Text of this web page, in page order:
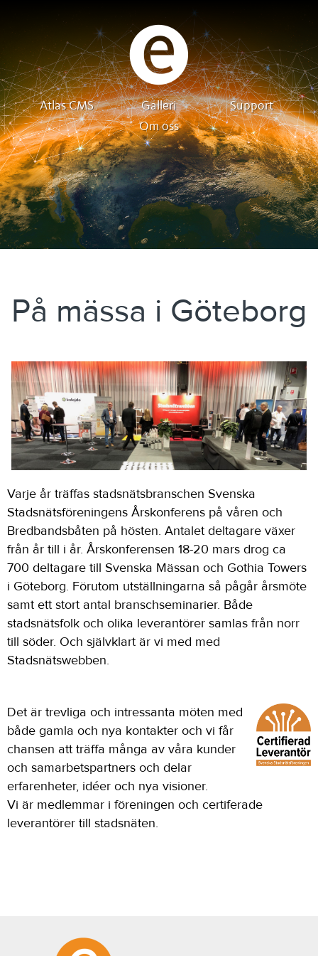
Atlas CMS Galleri
Support
Om oss
På mässa i Göteborg
Varje år träffas stadsnätsbranschen Svenska
Stadsnätsföreningens Årskonferens på våren och
Bredbandsbåten på hösten. Antalet deltagare växer
från år till i år. Årskonferensen 18-20 mars drog ca
700 deltagare till Svenska Mässan och Gothia Towers
i Göteborg. Förutom utställningarna så pågår årsmöte
samt ett stort antal branschseminarier. Både
stadsnätsfolk och olika leverantörer samlas från norr
till söder. Och självklart är vi med med
Stadsnätswebben.
Det är trevliga och intressanta möten med
både gamla och nya kontakter och vi får
chansen att träffa många av våra kunder
och samarbetspartners och delar
erfarenheter, idéer och nya visioner.
Vi är medlemmar i föreningen och certiferade
leverantörer till stadsnäten.